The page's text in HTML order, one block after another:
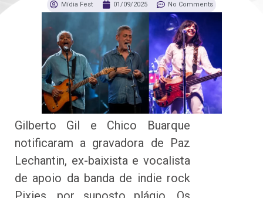
Mídia Fest 01/09/2025 No Comments
Gilberto Gil e Chico Buarque
notificaram a gravadora de Paz
Lechantin, ex-baixista e vocalista
de apoio da banda de indie rock